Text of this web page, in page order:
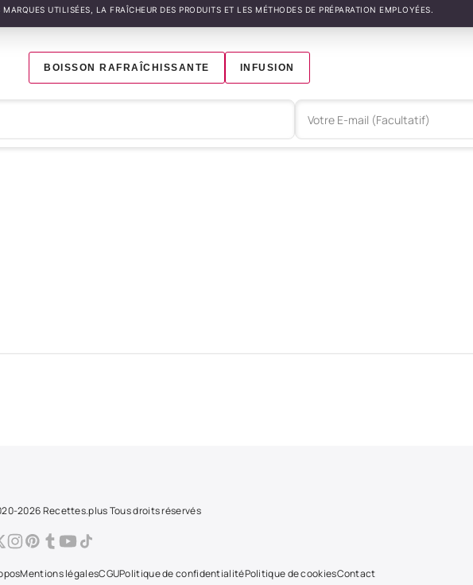
UTILISÉES, LA FRAÎCHEUR DES PRODUITS ET LES MÉTHODES DE PRÉPARATION EMPLOYÉES.
BOISSON RAFRAÎCHISSANTE INFUSION
2026 Recettes.plus Tous droits réservés
Mentions légalesCGUPolitique de confidentialitéPolitique de cookiesContact